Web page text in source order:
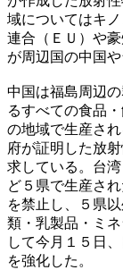
域についてはキ
連合（ＥＵ）や
が周辺国の中国
中国は福島周辺
るすべての食品
の地域で生産さ
府が証明した放
求している。台
ど５県で生産さ
を禁止し、５県
類・乳製品・ミ
して今月１５日
を強化した。